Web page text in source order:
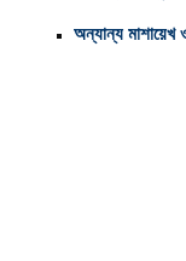
অন্যান্য মাশায়েখ